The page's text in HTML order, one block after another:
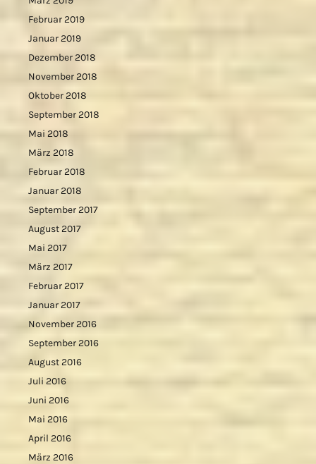
Februar 2019
Januar 2019
Dezember 2018
November 2018
Oktober 2018
September 2018
Mai 2018
März 2018
Februar 2018
Januar 2018
September 2017
August 2017
Mai 2017
März 2017
Februar 2017
Januar 2017
November 2016
September 2016
August 2016
Juli 2016
Juni 2016
Mai 2016
April 2016
März 2016